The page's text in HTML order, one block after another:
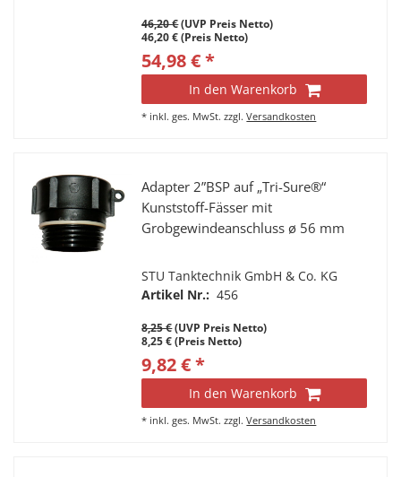
46,20 €(UVP Preis Netto)
46,20 € (Preis Netto)
54,98 € *
In den Warenkorb
* inkl. ges. MwSt. zzgl.Versandkosten
Adapter 2”BSP auf „Tri-Sure®“
Kunststoff-Fässer mit
Grobgewindeanschluss ø 56 mm
STU Tanktechnik GmbH & Co. KG
Artikel Nr.: 456
8,25 €(UVP Preis Netto)
8,25 € (Preis Netto)
9,82 € *
In den Warenkorb
* inkl. ges. MwSt. zzgl.Versandkosten